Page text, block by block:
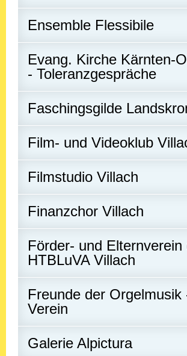
Ensemble Flessibile
Evang. Kirche Kärnten-
- Toleranzgespräche
Faschingsgilde
Film- und Videoklub
Filmstudio Villach
Finanzchor Villach
Förder- und Elternverein
HTBLuVA Villach
Freunde der Orgelmusik
Verein
Galerie Alpictura